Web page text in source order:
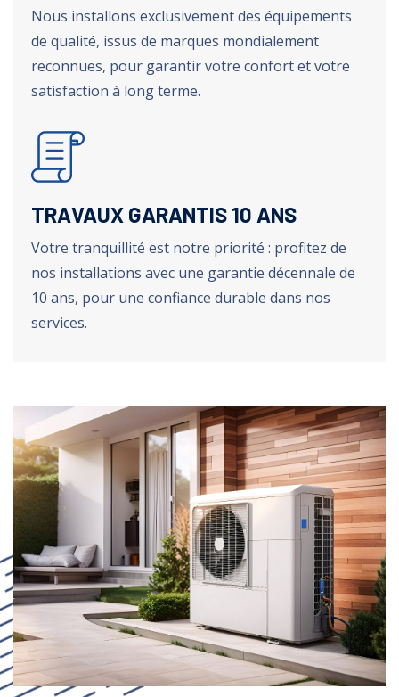
Nous installons exclusivement des équipements
de qualité, issus de marques mondialement
reconnues, pour garantir votre confort et votre
satisfaction à long terme.
TRAVAUX GARANTIS 10 ANS
Votre tranquillité est notre priorité : profitez de
nos installations avec une garantie décennale de
10 ans, pour une confiance durable dans nos
services.